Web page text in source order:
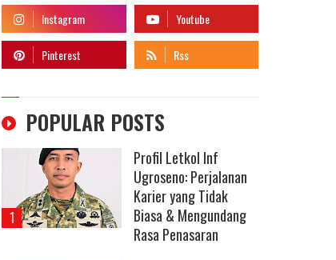
POPULAR POSTS
Profil Letkol Inf
Ugroseno: Perjalanan
Karier yang Tidak
Biasa & Mengundang
Rasa Penasaran